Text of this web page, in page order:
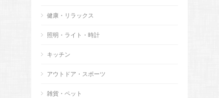
健康・リラックス
照明・ライト・時計
キッチン
アウトドア・スポーツ
雑貨・ペット